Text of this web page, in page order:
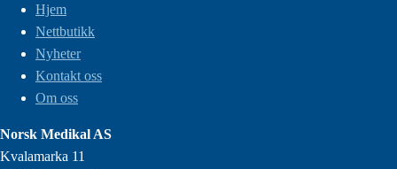
Hjem
Nettbutikk
Nyheter
Kontakt oss
Om oss
Norsk Medikal AS
Kvalamarka 11